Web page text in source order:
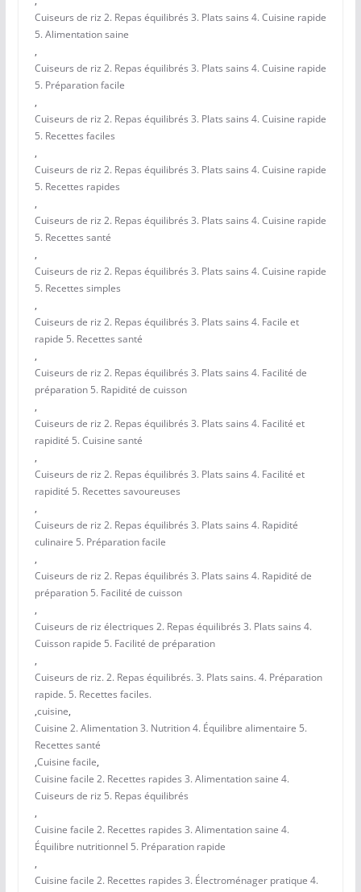
Cuiseurs de riz 2. Repas équilibrés 3. Plats sains 4. Cuisine rapide
5. Alimentation saine
,
Cuiseurs de riz 2. Repas équilibrés 3. Plats sains 4. Cuisine rapide
5. Préparation facile
,
Cuiseurs de riz 2. Repas équilibrés 3. Plats sains 4. Cuisine rapide
5. Recettes faciles
,
Cuiseurs de riz 2. Repas équilibrés 3. Plats sains 4. Cuisine rapide
5. Recettes rapides
,
Cuiseurs de riz 2. Repas équilibrés 3. Plats sains 4. Cuisine rapide
5. Recettes santé
,
Cuiseurs de riz 2. Repas équilibrés 3. Plats sains 4. Cuisine rapide
5. Recettes simples
,
Cuiseurs de riz 2. Repas équilibrés 3. Plats sains 4. Facile et
rapide 5. Recettes santé
,
Cuiseurs de riz 2. Repas équilibrés 3. Plats sains 4. Facilité de
préparation 5. Rapidité de cuisson
,
Cuiseurs de riz 2. Repas équilibrés 3. Plats sains 4. Facilité et
rapidité 5. Cuisine santé
,
Cuiseurs de riz 2. Repas équilibrés 3. Plats sains 4. Facilité et
rapidité 5. Recettes savoureuses
,
Cuiseurs de riz 2. Repas équilibrés 3. Plats sains 4. Rapidité
culinaire 5. Préparation facile
,
Cuiseurs de riz 2. Repas équilibrés 3. Plats sains 4. Rapidité de
préparation 5. Facilité de cuisson
,
Cuiseurs de riz électriques 2. Repas équilibrés 3. Plats sains 4.
Cuisson rapide 5. Facilité de préparation
,
Cuiseurs de riz. 2. Repas équilibrés. 3. Plats sains. 4. Préparation
rapide. 5. Recettes faciles.
,cuisine,
Cuisine 2. Alimentation 3. Nutrition 4. Équilibre alimentaire 5.
Recettes santé
,Cuisine facile,
Cuisine facile 2. Recettes rapides 3. Alimentation saine 4.
Cuiseurs de riz 5. Repas équilibrés
,
Cuisine facile 2. Recettes rapides 3. Alimentation saine 4.
Équilibre nutritionnel 5. Préparation rapide
,
Cuisine facile 2. Recettes rapides 3. Électroménager pratique 4.